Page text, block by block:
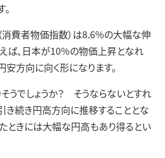
費者物価指数）は8.6%の大幅な伸
ば、日本が10%の物価上昇となれ
方向に向く形になります。
うでしょうか？ そうならないとすれ
き続き円高方向に推移することとな
ときには大幅な円高もあり得るとい